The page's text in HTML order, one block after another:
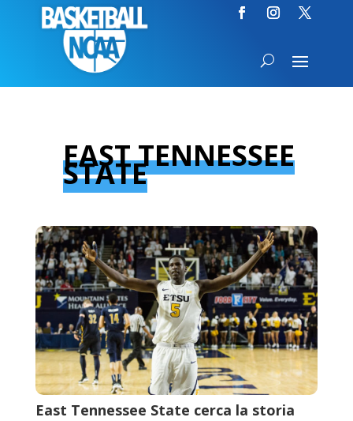
EAST TENNESSEE
STATE
East Tennessee State cerca la storia